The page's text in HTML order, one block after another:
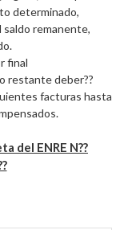
determinado,
saldo remanente,
final
restante deber??
facturas hasta
del ENRE N??